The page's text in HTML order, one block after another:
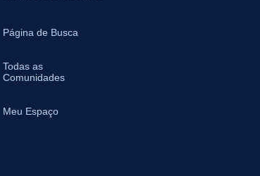
Página de Busca
Todas as
Comunidades
Meu Espaço